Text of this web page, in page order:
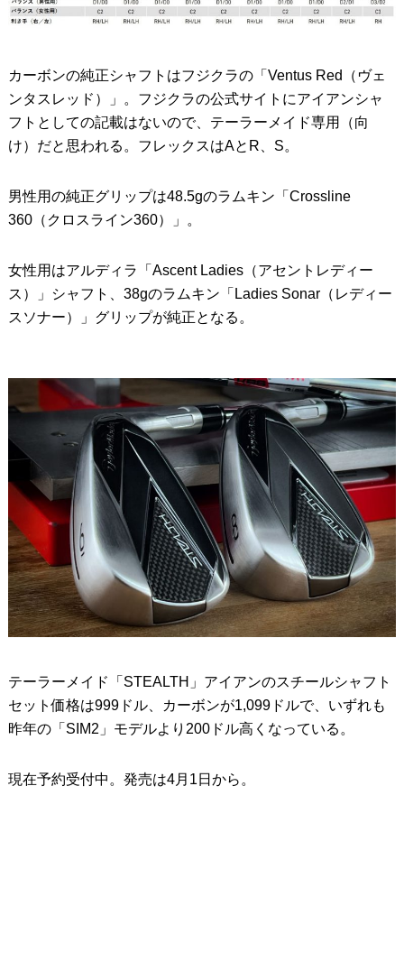
カーボンの純正シャフトはフジクラの「Ventus Red（ヴェ
ンタスレッド）」。フジクラの公式サイトにアイアンシャ
フトとしての記載はないので、テーラーメイド専用（向
け）だと思われる。フレックスはAとR、S。
男性用の純正グリップは48.5gのラムキン「Crossline
360（クロスライン360）」。
女性用はアルディラ「Ascent Ladies（アセントレディー
ス）」シャフト、38gのラムキン「Ladies Sonar（レディー
スソナー）」グリップが純正となる。
テーラーメイド「STEALTH」アイアンのスチールシャフト
セット価格は999ドル、カーボンが1,099ドルで、いずれも
昨年の「SIM2」モデルより200ドル高くなっている。
現在予約受付中。発売は4月1日から。